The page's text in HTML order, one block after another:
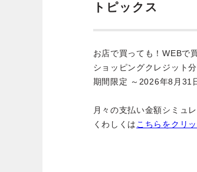
トピックス
お店で買っても！WEBで
ショッピングクレジット
期間限定 ～2026年8月31
月々の支払い金額シミュ
くわしくは こちらをクリ